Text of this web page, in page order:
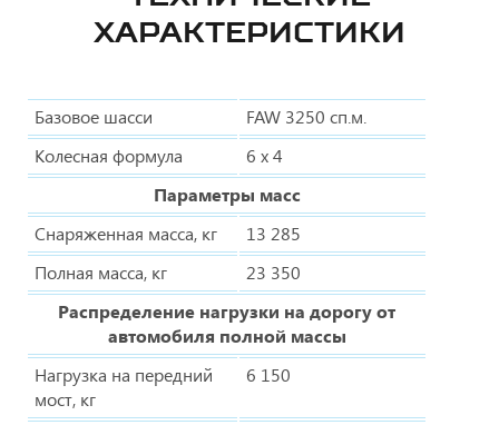
ХАРАКТЕРИСТИКИ
Базовое шасси
FAW 3250 сп.м.
Колесная формула
6 x 4
Параметры масс
Снаряженная масса, кг
13 285
Полная масса, кг
23 350
Распределение нагрузки на дорогу от
автомобиля полной массы
Нагрузка на передний
мост, кг
6 150